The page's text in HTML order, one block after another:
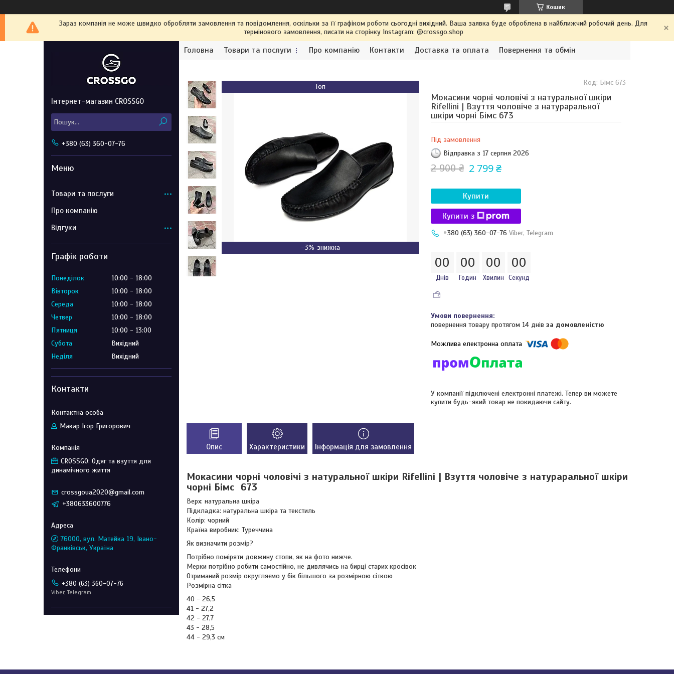
Кошик
Зараз компанія не може швидко обробляти замовлення та повідомлення, оскільки за її графіком роботи сьогодні вихідний. Ваша заявка буде оброблена в найближчий робочий день. Для
термінового замовлення, писати на сторінку Instagram: @crossgo.shop
Головна Товари та послуги Про компанію Контакти Доставка та оплата Повернення та обмін
Топ
–3%
Мокасини чорні чоловічі з натуральної шкіри
Rifellini | Взуття чоловіче з натураральної
шкіри чорні Бімс 673
Під замовлення
Код: Бімс 673
Відправка з 17 серпня 2026
2 900 ₴ 2 799 ₴
Купити
Купити з
+380 (63) 360-07-76 Viber, Telegram
00
Днів
00
Годин
00
Хвилин
00
Секунд
повернення товару протягом 14 днів за домовленістю
У компанії підключені електронні платежі. Тепер ви можете
купити будь-який товар не покидаючи сайту.
Опис Характеристики Інформація для замовлення
Мокасини чорні чоловічі з натуральної шкіри Rifellini | Взуття чоловіче з натураральної шкіри
чорні Бімс 673
Верх: натуральна шкіра
Підкладка: натуральна шкіра та текстиль
Колір: чорний
Країна виробник: Туреччина
Як визначити розмір?
Потрібно поміряти довжину стопи, як на фото нижче.
Мерки потрібно робити самостійно, не дивлячись на бирці старих кросівок
Отриманий розмір округляємо у бік більшого за розмірною сіткою
Розмірна сітка
40 - 26,5
41 - 27,2
42 - 27,7
43 - 28,5
44 - 29,3 см
Інтернет-магазин CROSSGO
+380 (63) 360-07-76
Товари та послуги
Про компанію
Відгуки
Графік роботи
Понеділок 10:00
18:00
Вівторок
10:00
18:00
Середа
10:00
18:00
Четвер
10:00
18:00
Пʼятниця
10:00
13:00
Субота
Вихідний
Неділя
Вихідний
Контакти
Макар Ігор Григорович
CROSSGO: Одяг та взуття для
динамічного життя
crossgoua2020@gmail.com
+380633600776
76000, вул. Матейка 19, Івано-
Франківськ, Україна
+380 (63) 360-07-76
Viber, Telegram